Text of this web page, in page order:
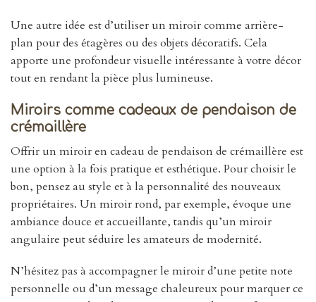
Une autre idée est d’utiliser un miroir comme arrière-
plan pour des étagères ou des objets décoratifs. Cela
apporte une profondeur visuelle intéressante à votre décor
tout en rendant la pièce plus lumineuse.
Miroirs comme cadeaux de pendaison de
crémaillère
Offrir un miroir en cadeau de pendaison de crémaillère est
une option à la fois pratique et esthétique. Pour choisir le
bon, pensez au style et à la personnalité des nouveaux
propriétaires. Un miroir rond, par exemple, évoque une
ambiance douce et accueillante, tandis qu’un miroir
angulaire peut séduire les amateurs de modernité.
N’hésitez pas à accompagner le miroir d’une petite note
personnelle ou d’un message chaleureux pour marquer ce